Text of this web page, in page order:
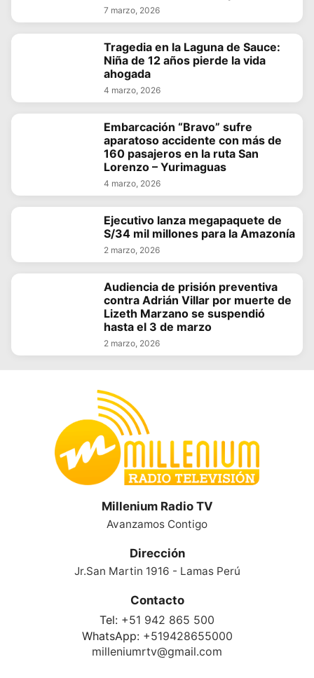
7 marzo, 2026
Tragedia en la Laguna de Sauce:
Niña de 12 años pierde la vida
ahogada
4 marzo, 2026
Embarcación “Bravo” sufre
aparatoso accidente con más de
160 pasajeros en la ruta San
Lorenzo – Yurimaguas
4 marzo, 2026
Ejecutivo lanza megapaquete de
S/34 mil millones para la Amazonía
2 marzo, 2026
Audiencia de prisión preventiva
contra Adrián Villar por muerte de
Lizeth Marzano se suspendió
hasta el 3 de marzo
2 marzo, 2026
Millenium Radio TV
Avanzamos Contigo
Dirección
Jr.San Martin 1916 - Lamas Perú
Contacto
Tel: +51 942 865 500
WhatsApp: +519428655000
milleniumrtv@gmail.com